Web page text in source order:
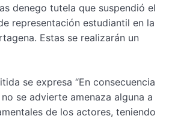
denego tutela que suspendió el
representación estudiantil en la
Estas se realizarán un
se expresa “En consecuencia
se advierte amenaza alguna a
de los actores, teniendo